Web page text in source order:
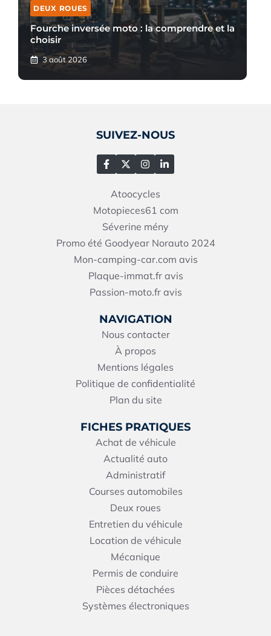
DEUX ROUES
Fourche inversée moto : la comprendre et la
choisir
3 août 2026
FICHES PRATIQUES
Achat de véhicule
Actualité auto
Administratif
Courses automobiles
Deux roues
Entretien du véhicule
Location de véhicule
Mécanique
Permis de conduire
Pièces détachées
Systèmes électroniques
NAVIGATION
Nous contacter
À propos
Mentions légales
Politique de confidentialité
Plan du site
SUIVEZ-NOUS
Atoocycles
Motopieces61 com
Séverine mény
Promo été Goodyear Norauto 2024
Mon-camping-car.com avis
Plaque-immat.fr avis
Passion-moto.fr avis